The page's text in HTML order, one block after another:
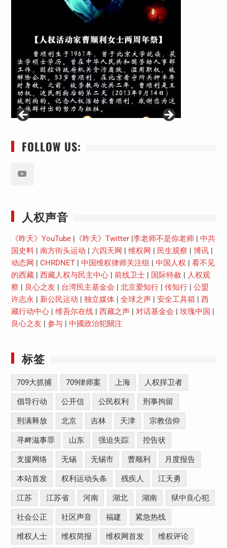
FOLLOW US:
人权声音
《昨天》YouTube| 《昨天》Twitter| 李老师不是你老师| 中共
国史料| 南方街头运动 六四天网 维权网 民生观察 博讯|
动态网
CHRDNET| 中国维权律师关注组 中国人权
看不见
的西藏| 西藏人权与民主中心| 前线卫士| 国际特赦
人权观
察
良心之友 台湾民主基金会 北京爱知行| 传知行| 公盟
许志永
新公民运动 独立媒体| 全球之声| 安全工具箱
西
藏行动中心| 维吾尔在线| 西藏之声| 对话基金会 玫瑰中国
良心之友
参与| 中國政治犯關注
标签
709大抓捕 709律师案 上海 人权捍卫者
倡导行动 公开信 公民权利 刑事拘留
刑满释放 北京 吉林 天津 宗教信仰
寻衅滋事罪 山东 强迫失踪 控告状
支援网络 无锡 无锡市 曹顺利 月度报告
本站首发 权利运动头条 残疾人 江天勇
江苏 江苏省 河南 湖北 湖南 狱中良心犯
社会公正 社区声音 福建 紧急热线
维权人士 维权简报 维权网首发 维权评论